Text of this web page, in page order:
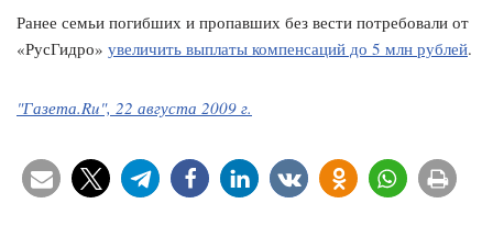
Ранее семьи погибших и пропавших без вести потребовали от
«РусГидро» увеличить выплаты компенсаций до 5 млн рублей.
"Газета.Ru", 22 августа 2009 г.